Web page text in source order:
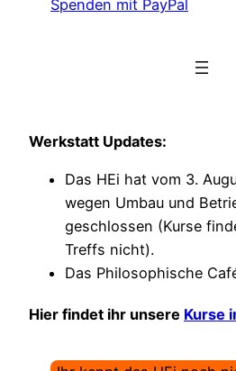
Spenden mit PayPal
Werkstatt Updates:
Das HEi hat vom 3.
wegen Umbau und
geschlossen (Kurse
Treffs nicht).
Das Philosophische
Hier findet ihr unsere Kurse